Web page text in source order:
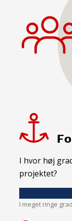
I hvor høj
projektet?
I meget ringe grad